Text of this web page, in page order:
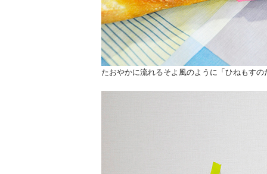
たおやかに流れるそよ風のように「ひねもすの